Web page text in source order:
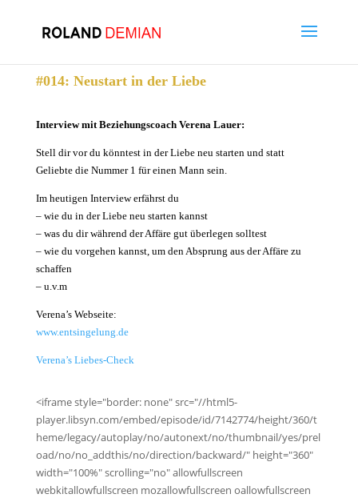
#014: Neustart in der Liebe
Interview mit Beziehungscoach Verena Lauer:
Stell dir vor du könntest in der Liebe neu starten und statt
Geliebte die Nummer 1 für einen Mann sein.
Im heutigen Interview erfährst du
– wie du in der Liebe neu starten kannst
– was du dir während der Affäre gut überlegen solltest
– wie du vorgehen kannst, um den Absprung aus der Affäre zu
schaffen
– u.v.m
Verena’s Webseite:
www.entsingelung.de
Verena’s Liebes-Check
<iframe style="border: none" src="//html5-
player.libsyn.com/embed/episode/id/7142774/height/360/t
heme/legacy/autoplay/no/autonext/no/thumbnail/yes/prel
oad/no/no_addthis/no/direction/backward/" height="360"
width="100%" scrolling="no" allowfullscreen
webkitallowfullscreen mozallowfullscreen oallowfullscreen